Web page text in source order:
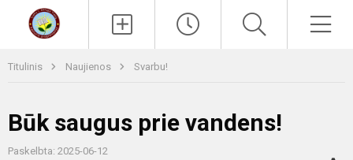
Titulinis Naujienos Svarbu!
Būk saugus prie vandens!
Paskelbta: 2025-06-12